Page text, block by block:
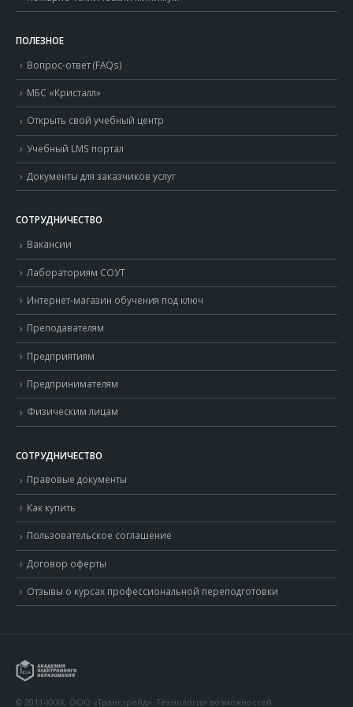
ПОЛЕЗНОЕ
Вопрос-ответ (FAQs)
МБС «Кристалл»
Открыть свой учебный центр
Учебный LMS портал
Документы для заказчиков услуг
СОТРУДНИЧЕСТВО
Вакансии
Лабораториям СОУТ
Интернет-магазин обучения под ключ
Преподавателям
Предприятиям
Предпринимателям
Физическим лицам
СОТРУДНИЧЕСТВО
Правовые документы
Как купить
Пользовательское соглашение
Договор оферты
Отзывы о курсах профессиональной переподготовки
© 2011-XXXX. ООО «Транстрейд». Технологии возможностей.